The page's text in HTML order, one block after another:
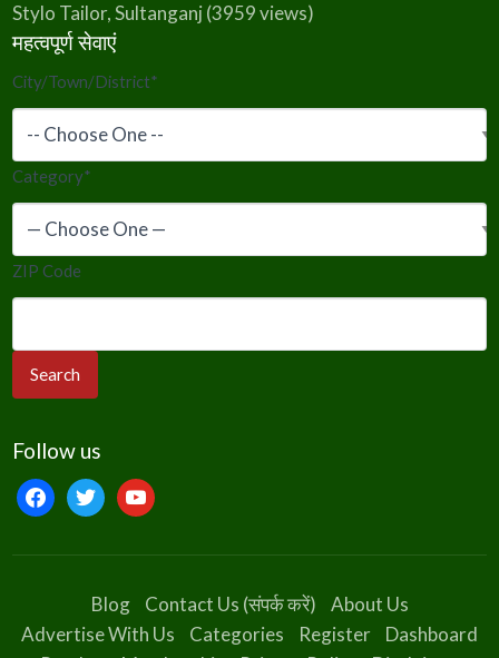
Stylo Tailor, Sultanganj (3959 views)
महत्वपूर्ण सेवाएं
City/Town/District*
Category*
ZIP Code
Follow us
facebooktwitteryoutube
Blog Contact Us (संपर्क करें)
About Us
Advertise With Us
Categories Register
Dashboard